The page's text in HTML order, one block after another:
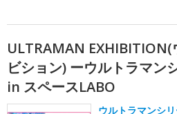
ULTRAMAN
ビション) ーウルトラマン
in スペースLABO
ウルトラマンシ